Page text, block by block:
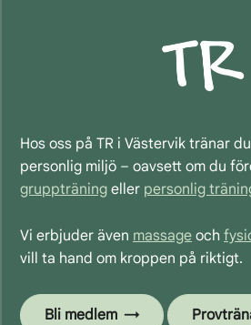
Hos oss på TR i Västervik tränar
personlig miljö – oavsett om du
gruppträning eller personlig
Vi erbjuder även massage och
vill ta hand om kroppen på riktigt.
Bli medlem